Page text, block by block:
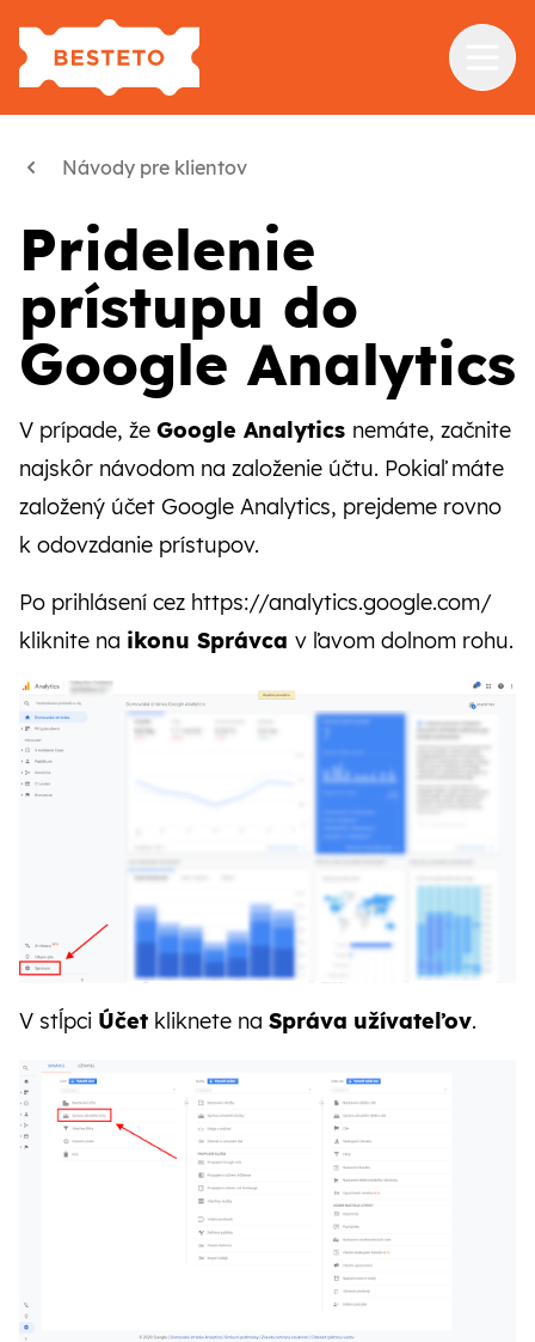
Referencie
Blog
O nás
CZ
Návody pre klientov
Pridelenie
prístupu do
Google Analytics
V prípade, že Google Analytics nemáte, začnite
najskôr návodom na založenie účtu. Pokiaľ máte
založený účet Google Analytics, prejdeme rovno
k odovzdanie prístupov.
Po prihlásení cez https://analytics.google.com/
kliknite na ikonu Správca v ľavom dolnom rohu.
V stĺpci Účet kliknete na Správa užívateľov.